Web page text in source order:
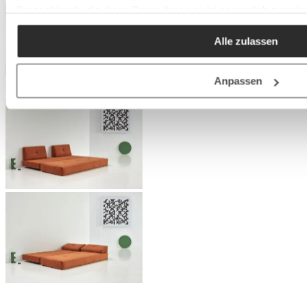
Zwecken (z.B. Produktverbesserungen,
Alle zulassen
Anpassen